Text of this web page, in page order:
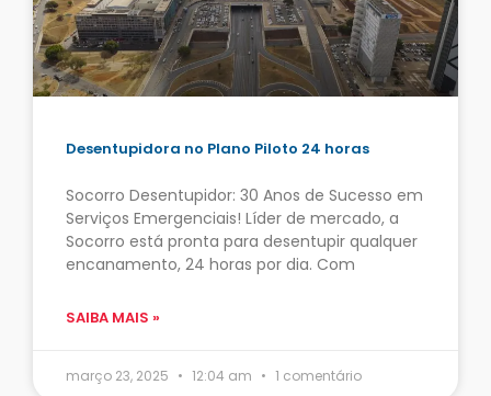
Desentupidora no Plano Piloto 24 horas
Socorro Desentupidor: 30 Anos de Sucesso em
Serviços Emergenciais! Líder de mercado, a
Socorro está pronta para desentupir qualquer
encanamento, 24 horas por dia. Com
SAIBA MAIS »
março 23, 2025 12:04 am 1 comentário